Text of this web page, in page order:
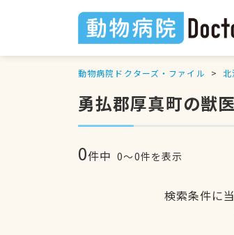
動物病院ドクターズ・ファイル 北
勇払郡厚真町の獣
0件中 0〜0件を表示
検索条件に